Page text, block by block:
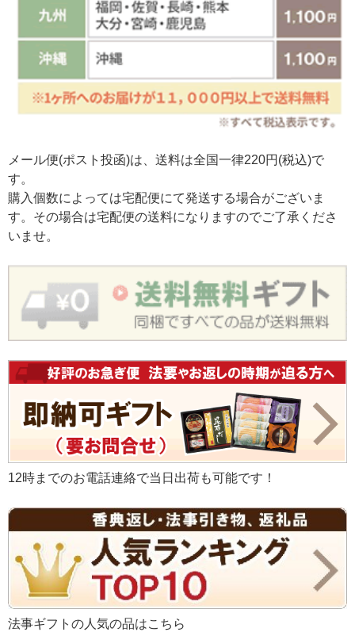
メール便(ポスト投函)は、送料は全国一律220円(税込)で
す。
購入個数によっては宅配便にて発送する場合がございま
す。その場合は宅配便の送料になりますのでご了承くださ
いませ。
12時までのお電話連絡で当日出荷も可能です！
法事ギフトの人気の品はこちら